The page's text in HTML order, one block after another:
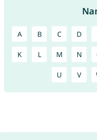
A B C D
K L M N
U V